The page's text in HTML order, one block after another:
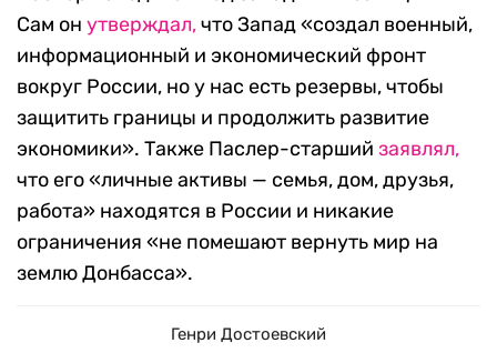
Сам он утверждал,что Запад «создал военный,
информационный и экономический фронт
вокруг России, но у нас есть резервы, чтобы
защитить границы и продолжить развитие
экономики». Также Паслер-старший заявлял,
что его «личные активы — семья, дом, друзья,
работа» находятся в России и никакие
ограничения «не помешают вернуть мир на
землю Донбасса».
Генри Достоевский